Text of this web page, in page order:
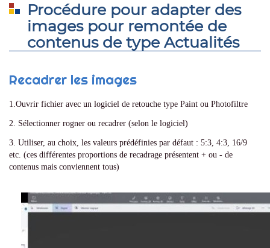
Procédure pour adapter des
images pour remontée de
contenus de type Actualités
Recadrer les images
1.Ouvrir fichier avec un logiciel de retouche type Paint ou Photofiltre
2. Sélectionner rogner ou recadrer (selon le logiciel)
3. Utiliser, au choix, les valeurs prédéfinies par défaut : 5:3, 4:3, 16/9
etc. (ces différentes proportions de recadrage présentent + ou - de
contenus mais conviennent tous)